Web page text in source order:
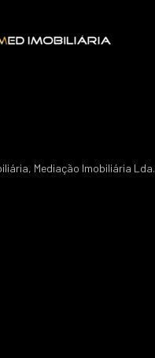
Mediação Imobiliária Lda.